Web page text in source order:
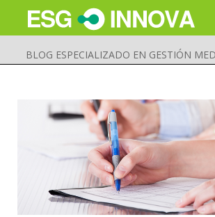
BLOG ESPECIALIZADO EN GESTIÓN